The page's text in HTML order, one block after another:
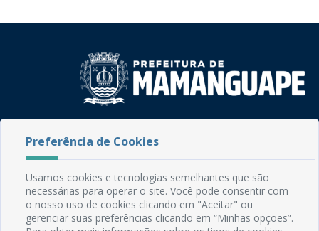
CEP: 58.280-000 - Mamanguape/PB
Fone: (83) 3292-2246
Email: comunicacao@mamanguape.pb.gov.br
Expediente: Segunda à Sexta, das 08h às 13h
Mapa do Site
Preferência de Cookies
Usamos cookies e tecnologias semelhantes que são
necessárias para operar o site. Você pode consentir com
o nosso uso de cookies clicando em "Aceitar" ou
gerenciar suas preferências clicando em “Minhas opções”.